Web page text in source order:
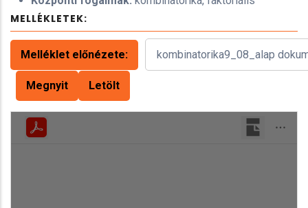
MELLÉKLETEK:
Melléklet előnézete:
Megnyit Letölt